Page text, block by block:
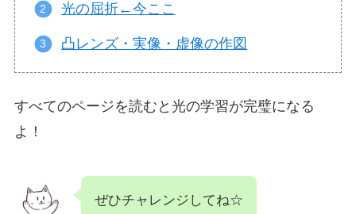
光の屈折←今ここ
凸レンズ・実像・虚像の作図
すべてのページを読むと光の学習が完璧になる
よ！
ぜひチャレンジしてね☆